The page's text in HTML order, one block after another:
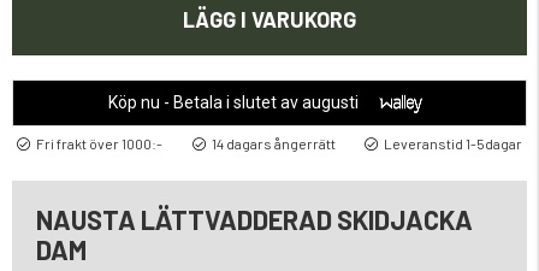
LÄGG I VARUKORG
Köp nu - Betala i slutet av augusti
Fri frakt över 1000:- 14 dagars ångerrätt Leveranstid 1-5dagar
NAUSTA LÄTTVADDERAD SKIDJACKA
DAM